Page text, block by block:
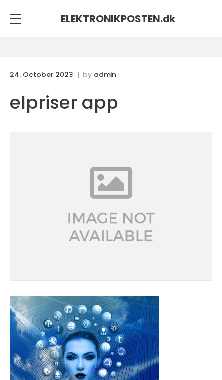
ELEKTRONIKPOSTEN.dk
24. October 2023 by admin
elpriser app